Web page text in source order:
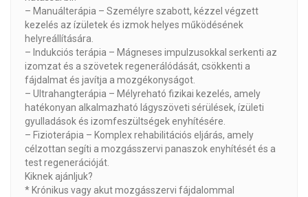
– Manuálterápia – Személyre szabott, kézzel végzett
kezelés az ízületek és izmok helyes működésének
helyreállítására.
– Indukciós terápia – Mágneses impulzusokkal serkenti az
izomzat és a szövetek regenerálódását, csökkenti a
fájdalmat és javítja a mozgékonyságot.
– Ultrahangterápia – Mélyreható fizikai kezelés, amely
hatékonyan alkalmazható lágyszöveti sérülések, ízületi
gyulladások és izomfeszültségek enyhítésére.
– Fizioterápia – Komplex rehabilitációs eljárás, amely
célzottan segíti a mozgásszervi panaszok enyhítését és a
test regenerációját.
Kiknek ajánljuk?
* Krónikus vagy akut mozgásszervi fájdalommal